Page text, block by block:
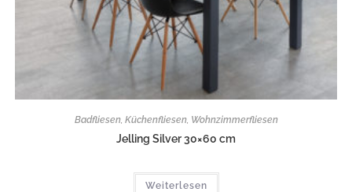
Badfliesen, Küchenfliesen, Wohnzimmerfliesen
Jelling Silver 30×60 cm
Weiterlesen